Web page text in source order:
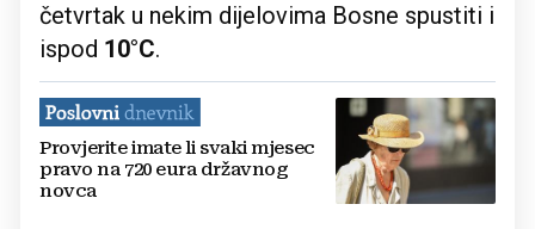
četvrtak u nekim dijelovima Bosne spustiti i
ispod 10°C.
Provjerite imate li svaki mjesec
pravo na 720 eura državnog
novca